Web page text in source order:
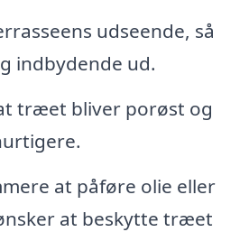
udseende, så
indbydende ud.
træet bliver porøst og
at påføre olie eller
at beskytte træet